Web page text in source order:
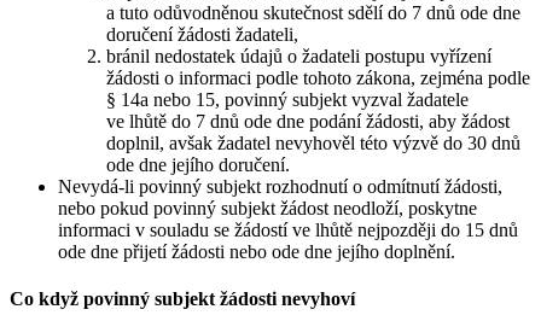
a tuto odůvodněnou skutečnost sdělí do 7 dnů ode dne
doručení žádosti žadateli,
bránil nedostatek údajů o žadateli postupu vyřízení
žádosti o informaci podle tohoto zákona, zejména podle
§ 14a nebo 15, povinný subjekt vyzval žadatele
ve lhůtě do 7 dnů ode dne podání žádosti, aby žádost
doplnil, avšak žadatel nevyhověl této výzvě do 30 dnů
ode dne jejího doručení.
Nevydá-li povinný subjekt rozhodnutí o odmítnutí žádosti,
nebo pokud povinný subjekt žádost neodloží, poskytne
informaci v souladu se žádostí ve lhůtě nejpozději do 15 dnů
ode dne přijetí žádosti nebo ode dne jejího doplnění.
Co když povinný subjekt žádosti nevyhoví